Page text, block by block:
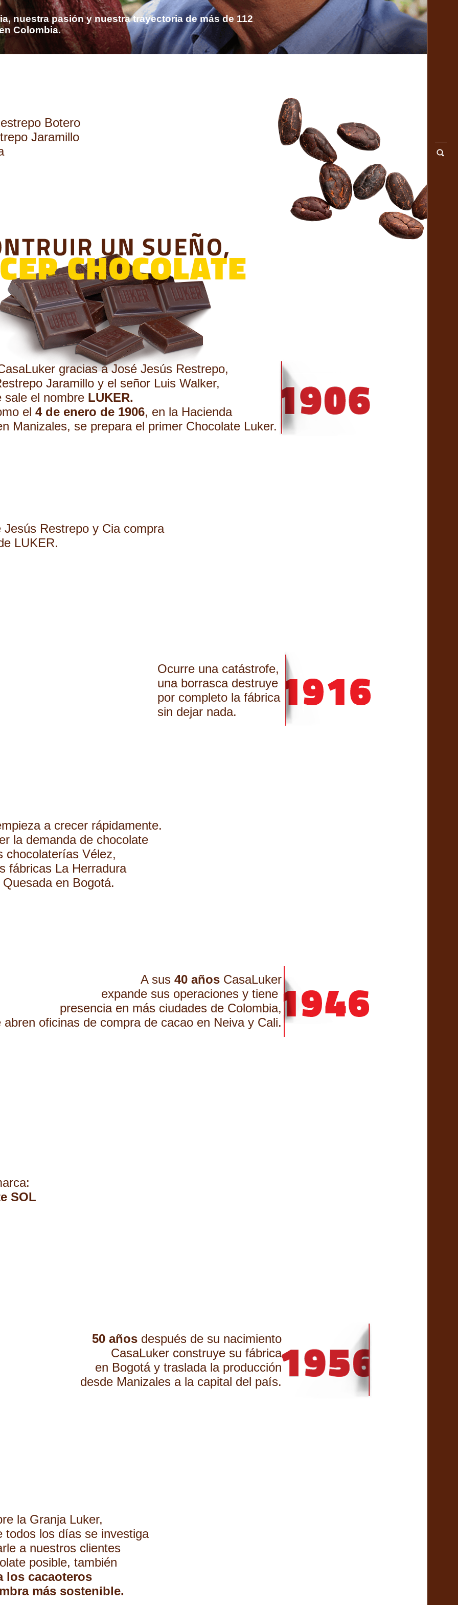
nuestra pasión y nuestra trayectoria de más de 112
Colombia.
Botero
Jaramillo
gracias a José Jesús Restrepo,
Jaramillo y el señor Luis Walker,
sale el nombre LUKER.
el 4 de enero de 1906, en la Hacienda
Manizales, se prepara el primer Chocolate Luker.
Jesús Restrepo y Cia compra
LUKER.
Ocurre una catástrofe,
una borrasca destruye
por completo la fábrica
sin dejar nada.
a crecer rápidamente.
la demanda de chocolate
chocolaterías Vélez,
fábricas La Herradura
en Bogotá.
A sus 40 añosCasaLuker
expande sus operaciones y tiene
presencia en más ciudades de Colombia,
abren oficinas de compra de cacao en Neiva y Cali.
SOL
50 añosdespués de su nacimiento
CasaLuker construye su fábrica
en Bogotá y traslada la producción
desde Manizales a la capital del país.
la Granja Luker,
todos los días se investiga
a nuestros clientes
posible, también
los cacaoteros
más sostenible.